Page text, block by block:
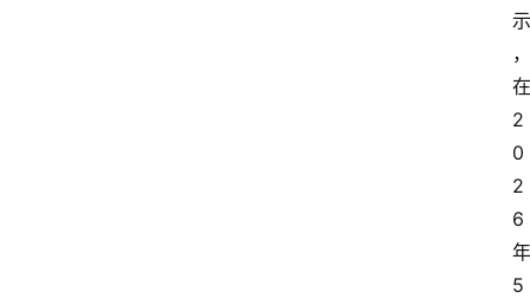
示
，
在
2
0
2
6
年
5